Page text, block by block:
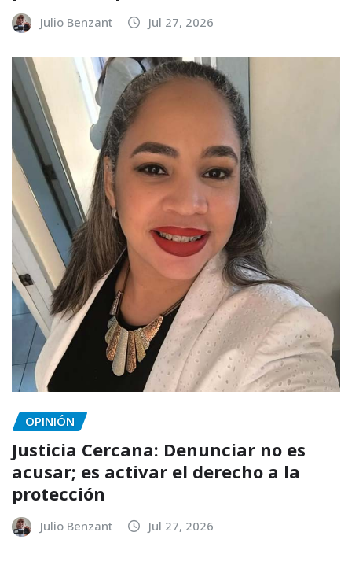
Julio Benzant Jul 27, 2026
OPINIÓN
Justicia Cercana: Denunciar no es
acusar; es activar el derecho a la
protección
Julio Benzant Jul 27, 2026